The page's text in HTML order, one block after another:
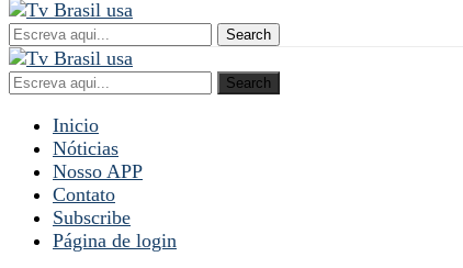
Search
Search
Inicio
Nóticias
Nosso APP
Contato
Subscribe
Página de login